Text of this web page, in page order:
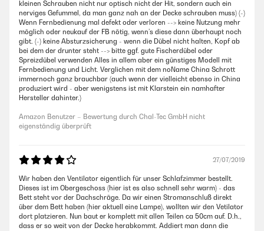
kleinen Schrauben nicht nur optisch nicht der Hit, sondern auch ein
nerviges Gefummel, da man ganz nah an der Decke schrauben muss) (-)
Wenn Fernbedienung mal defekt oder verloren --> keine Nutzung mehr
möglich oder neukauf der FB nötig, wenn’s diese dann überhaupt noch
gibt. (-) keine Absturzsicherung - wenn die Dübel nicht halten, Kopf ab
bei dem der drunter steht --> bitte ggf. gute Fischerdübel oder
Spreizdübel verwenden Alles in allem aber ein günstiges Modell mit
Fernbedienung und Licht. Verglichen mit dem noName China Schrott
immernoch ganz brauchbar (auch wenn der vielleicht ebenso in China
produziert wird - aber wenigstens ist mit Klarstein ein namhafter
Hersteller dahinter.)
Amazon Benutzer – Bewertung durch Chal-Tec GmbH nicht
eigenständig überprüft
27/07/2019
Wir haben den Ventilator eigentlich für unser Schlafzimmer bestellt.
Dieses ist im Obergeschoss (hier ist es also schnell sehr warm) - das
Bett steht vor der Dachschräge. Da wir einen Stromanschluß direkt
über dem Bett haben (hier aktuell eine Lampe), wollten wir den Vetilator
dort platzieren. Nun baut er komplett mit allen Teilen ca 50cm auf. D.h.,
dass er so weit von der Decke herabkommt. Addiert man dann die